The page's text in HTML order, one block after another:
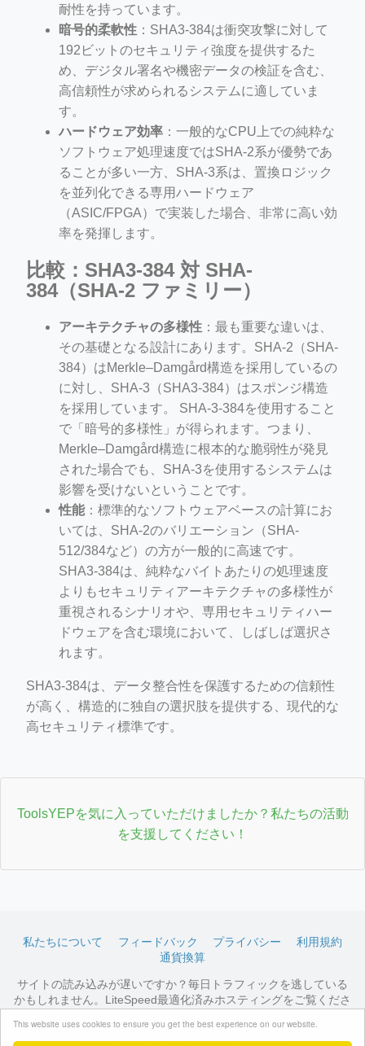
This website uses cookies to ensure you get the best experience on our website.
耐性を持っています。
暗号的柔軟性 ：SHA3-384は衝突攻撃に対して
192ビットのセキュリティ強度を提供するた
め、デジタル署名や機密データの検証を含む、
高信頼性が求められるシステムに適していま
す。
ハードウェア効率 ：一般的なCPU上での純粋な
ソフトウェア処理速度ではSHA-2系が優勢であ
ることが多い一方、SHA-3系は、置換ロジック
を並列化できる専用ハードウェア
（ASIC/FPGA）で実装した場合、非常に高い効
率を発揮します。
比較：SHA3-384 対 SHA-
384（SHA-2 ファミリー）
アーキテクチャの多様性 ：最も重要な違いは、
その基礎となる設計にあります。SHA-2（SHA-
384）はMerkle–Damgård構造を採用しているの
に対し、SHA-3（SHA3-384）はスポンジ構造
を採用しています。 SHA-3-384を使用すること
で「暗号的多様性」が得られます。つまり、
Merkle–Damgård構造に根本的な脆弱性が発見
された場合でも、SHA-3を使用するシステムは
影響を受けないということです。
性能：標準的なソフトウェアベースの計算にお
いては、SHA-2のバリエーション（SHA-
512/384など）の方が一般的に高速です。
SHA3-384は、純粋なバイトあたりの処理速度
よりもセキュリティアーキテクチャの多様性が
重視されるシナリオや、専用セキュリティハー
ドウェアを含む環境において、しばしば選択さ
れます。
SHA3-384は、データ整合性を保護するための信頼性
が高く、構造的に独自の選択肢を提供する、現代的な
高セキュリティ標準です。
ToolsYEPを気に入っていただけましたか？私たちの活動
を支援してください！
私たちについて フィードバック プライバシー
利用規約
通貨換算
サイトの読み込みが遅いですか？毎日トラフィックを逃している
かもしれません。LiteSpeed最適化済みホスティングをご覧くださ
© 2026 ToolsYEP.com All rights reserved.